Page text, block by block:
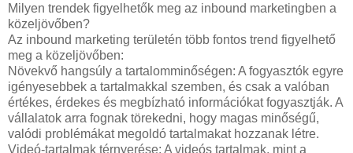
Milyen trendek figyelhetők meg az inbound marketingben a
közeljövőben?
Az inbound marketing területén több fontos trend figyelhető
meg a közeljövőben:
Növekvő hangsúly a tartalomminőségen: A fogyasztók egyre
igényesebbek a tartalmakkal szemben, és csak a valóban
értékes, érdekes és megbízható információkat fogyasztják. A
vállalatok arra fognak törekedni, hogy magas minőségű,
valódi problémákat megoldó tartalmakat hozzanak létre.
Videó-tartalmak térnyerése: A videós tartalmak, mint a